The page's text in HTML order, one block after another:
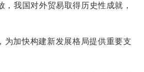
，我国对外贸易取得历史性成就，
为加快构建新发展格局提供重要支